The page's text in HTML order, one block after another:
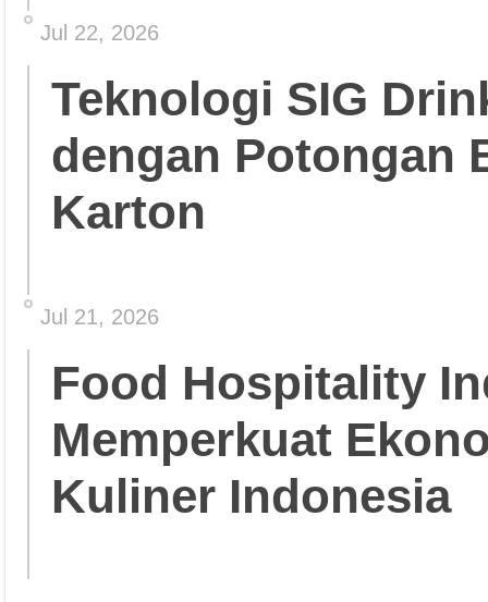
Jul 22, 2026
Teknologi SIG
dengan Potongan
Karton
Jul 21, 2026
Food Hospitality
Memperkuat
Kuliner Indonesia